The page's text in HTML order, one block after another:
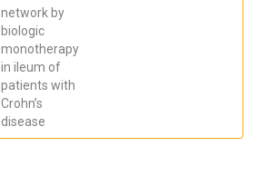
network by
biologic
monotherapy
in ileum of
patients with
Crohn’s
disease